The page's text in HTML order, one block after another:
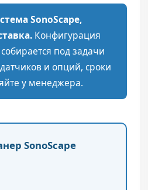
SonoScape,
Конфигурация
под задачи
и опций, сроки
у менеджера.
SonoScape